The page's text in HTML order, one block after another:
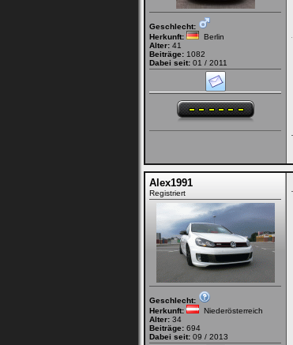
Geschlecht:
Herkunft:
Berlin
Alter: 41
Beiträge: 1082
Dabei seit: 01 / 2011
Alex1991
Registriert
Geschlecht:
Herkunft:
Niederösterreich
Alter: 34
Beiträge: 694
Dabei seit: 09 / 2013